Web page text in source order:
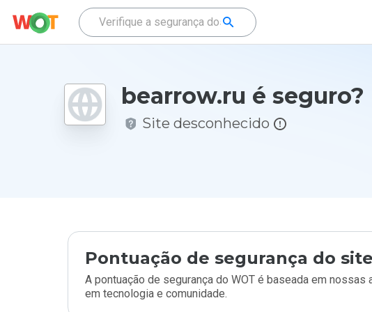
bearrow.ru é seguro?
Site desconhecido
Pontuação de segurança do site
A pontuação de segurança do WOT é baseada em
em tecnologia e comunidade.